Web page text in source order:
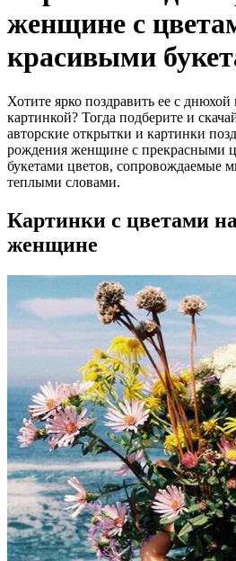
женщине с
красивыми
Хотите ярко поздравить ее с
картинкой? Тогда подберите и
авторские открытки и картинки
рождения женщине с прекрасными
букетами цветов, сопровождаемые
теплыми словами.
Картинки с цветами
женщине